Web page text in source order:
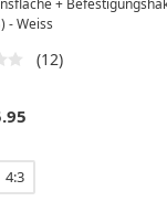
+
- Weiss
(12)
4:3